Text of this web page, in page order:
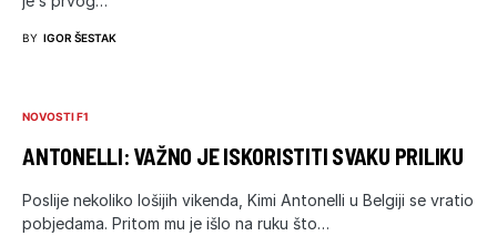
BY IGOR ŠESTAK
NOVOSTI F1
ANTONELLI: VAŽNO JE ISKORISTITI SVAKU PRILIKU
Poslije nekoliko lošijih vikenda, Kimi Antonelli u Belgiji se vratio
pobjedama. Pritom mu je išlo na ruku što…